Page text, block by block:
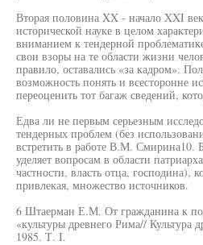
Вторая половина XX - начало XXI
исторической науке в целом
вниманием к тендерной
свои взоры на те области жизни
правило, оставались «за кадром».
возможность понять и всесторонне
переоценить тот багаж сведений,
Едва ли не первым серьезным
тендерных проблем (без
встретить в работе В.М. Смирина10.
уделяет вопросам в области
частности, власть отца, господина),
привлекая, множество источников.
6 Штаерман Е.М. От гражданина к
«культуры древнего Рима//
1985. Т. I.